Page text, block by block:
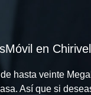
en Chirivel
hasta veinte
Así que si